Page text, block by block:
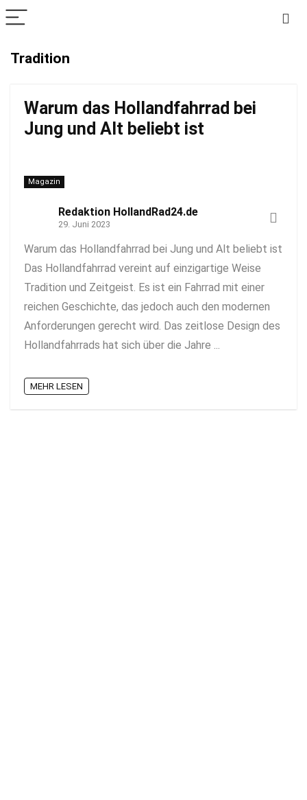
Tradition
Warum das Hollandfahrrad bei
Jung und Alt beliebt ist
Magazin
Redaktion HollandRad24.de
29. Juni 2023
Warum das Hollandfahrrad bei Jung und Alt beliebt ist
Das Hollandfahrrad vereint auf einzigartige Weise
Tradition und Zeitgeist. Es ist ein Fahrrad mit einer
reichen Geschichte, das jedoch auch den modernen
Anforderungen gerecht wird. Das zeitlose Design des
Hollandfahrrads hat sich über die Jahre ...
MEHR LESEN